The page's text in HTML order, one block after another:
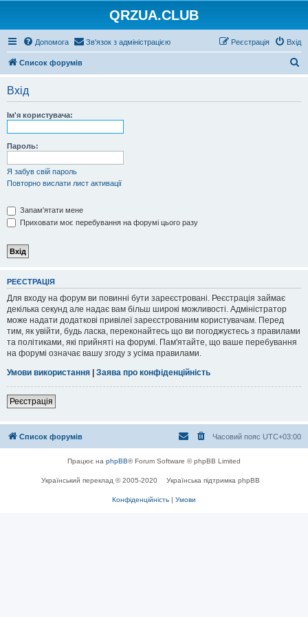
QRZUA.CLUB
Допомога Зв'язок з адміністрацією Вхід
Реєстрація
Список форумів
Вхід
Ім'я користувача:
Пароль:
Я забув свій пароль
Повторно вислати лист активації
Запам'ятати мене
Приховати моє перебування на форумі цього разу
РЕЄСТРАЦІЯ
Для входу на форум ви повинні бути зареєстровані. Реєстрація займає
декілька секунд але надає вам більш широкі можливості. Адміністратор
може надати додаткові привілеї зареєстрованим користувачам. Перед
тим, як увійти, будь ласка, переконайтесь що ви погоджуєтесь з правилами
та політиками, які прийняті на форумі. Пам'ятайте, що ваше перебування
на форумі означає вашу згоду з усіма правилами.
Умови використання | Заява про конфіденційність
Реєстрація
Список форумів Часовий пояс UTC+03:00
Працює на phpBB® Forum Software © phpBB Limited
Український переклад © 2005-2020 Українська підтримка phpBB
Конфіденційність | Умови